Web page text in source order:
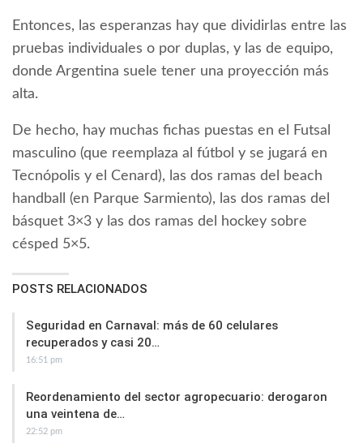
Entonces, las esperanzas hay que dividirlas entre las
pruebas individuales o por duplas, y las de equipo,
donde Argentina suele tener una proyección más
alta.
De hecho, hay muchas fichas puestas en el Futsal
masculino (que reemplaza al fútbol y se jugará en
Tecnópolis y el Cenard), las dos ramas del beach
handball (en Parque Sarmiento), las dos ramas del
básquet 3×3 y las dos ramas del hockey sobre
césped 5×5.
POSTS RELACIONADOS
Seguridad en Carnaval: más de 60 celulares
recuperados y casi 20…
16:51 pm
Reordenamiento del sector agropecuario: derogaron
una veintena de…
22:52 pm